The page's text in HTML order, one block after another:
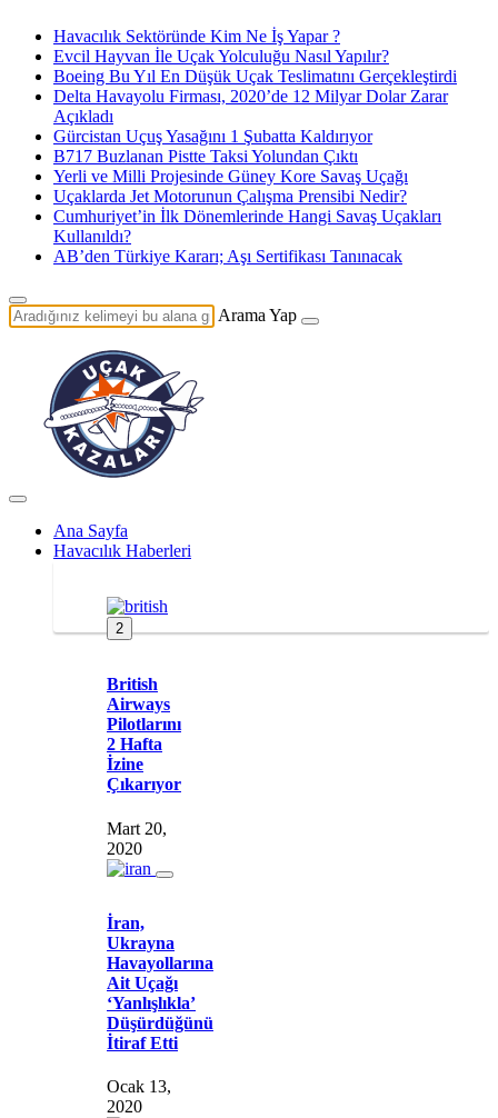
Havacılık Sektöründe Kim Ne İş Yapar ?
Evcil Hayvan İle Uçak Yolculuğu Nasıl Yapılır?
Boeing Bu Yıl En Düşük Uçak Teslimatını Gerçekleştirdi
Delta Havayolu Firması, 2020’de 12 Milyar Dolar Zarar
Açıkladı
Gürcistan Uçuş Yasağını 1 Şubatta Kaldırıyor
B717 Buzlanan Pistte Taksi Yolundan Çıktı
Yerli ve Milli Projesinde Güney Kore Savaş Uçağı
Uçaklarda Jet Motorunun Çalışma Prensibi Nedir?
Cumhuriyet’in İlk Dönemlerinde Hangi Savaş Uçakları
Kullanıldı?
AB’den Türkiye Kararı; Aşı Sertifikası Tanınacak
Arama Yap
Ana Sayfa
Havacılık Haberleri
2
British
Airways
Pilotlarını
2 Hafta
İzine
Çıkarıyor
Mart 20,
2020
İran,
Ukrayna
Havayollarına
Ait Uçağı
‘Yanlışlıkla’
Düşürdüğünü
İtiraf Etti
Ocak 13,
2020